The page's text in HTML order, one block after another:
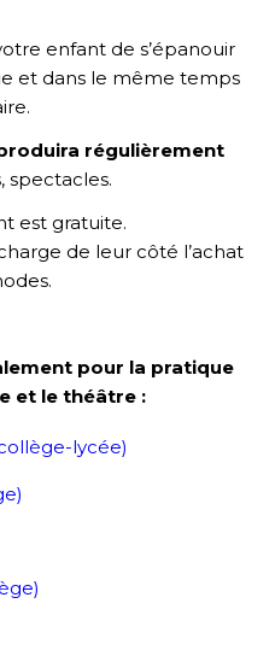
enfant de s’épanouir
et dans le même temps
régulièrement
spectacles.
est gratuite.
de leur côté l’achat
pour la pratique
et le théâtre :
lycée)